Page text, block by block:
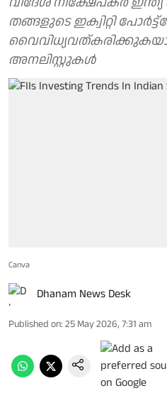
തങ്ങളുടെ ഇക്വിറ്റി
അനലി​സ്റ്റുകൾ
Canva
Dhanam News Desk
Published on: 25 May 2026, 7:31 am